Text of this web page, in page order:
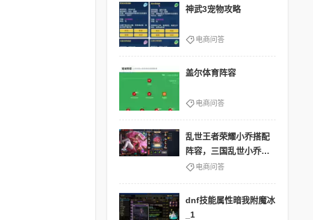
神武3宠物攻略
电商问答
盖尔体育阵容
电商问答
乱世王者荣耀小乔搭配
阵容，三国乱世小乔副
将 电商问答
dnf技能属性暗我附魔冰
_1